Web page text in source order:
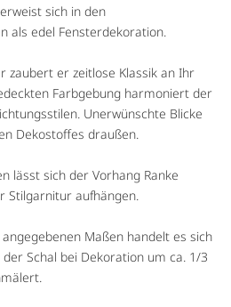
sich in den
als edel Fensterdekoration.
zaubert er zeitlose Klassik an Ihr
Farbgebung harmoniert der
Unerwünschte Blicke
Dekostoffes draußen.
lässt sich der Vorhang Ranke
Stilgarnitur aufhängen.
Maßen handelt es sich
Schal bei Dekoration um ca. 1/3